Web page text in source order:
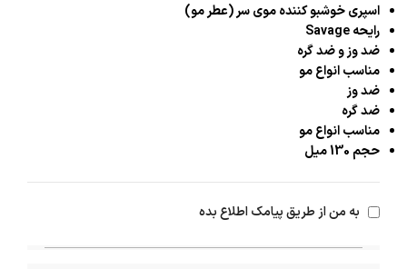
اسپری خوشبو کننده موی سر (عطر مو)
رایحه Savage
ضد وز و ضد گره
مناسب انواع مو
ضد وز
ضد گره
مناسب انواع مو
حجم 130 میل
به من از طریق پیامک اطلاع بده